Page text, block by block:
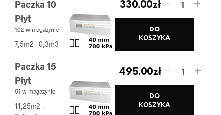
Paczka 10
Płyt
102 w magazynie
7,5m2 – 0,3m3
330.00zł
DO
KOSZYKA
Paczka 15
Płyt
51 w magazynie
11,25m2 –
495.00zł
DO
KOSZYKA